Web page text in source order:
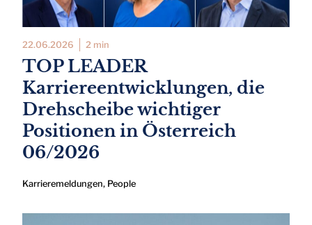
22.06.2026 2 min
TOP LEADER
Karriereentwicklungen, die
Drehscheibe wichtiger
Positionen in Österreich
06/2026
Karrieremeldungen, People